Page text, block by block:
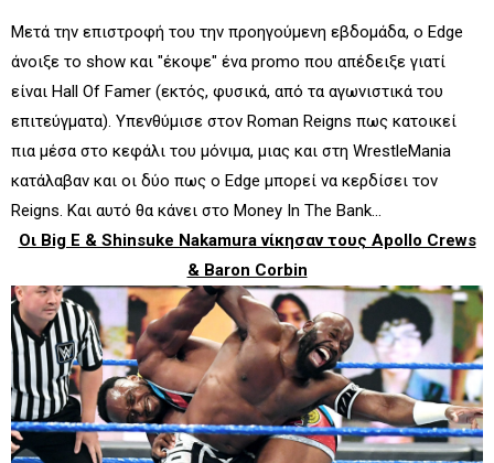
Μετά την επιστροφή του την προηγούμενη εβδομάδα, ο Edge
άνοιξε το show και "έκοψε" ένα promo που απέδειξε γιατί
είναι Hall Of Famer (εκτός, φυσικά, από τα αγωνιστικά του
επιτεύγματα). Υπενθύμισε στον Roman Reigns πως κατοικεί
πια μέσα στο κεφάλι του μόνιμα, μιας και στη WrestleMania
κατάλαβαν και οι δύο πως ο Edge μπορεί να κερδίσει τον
Reigns. Και αυτό θα κάνει στο Money In The Bank...
Οι Big E & Shinsuke Nakamura νίκησαν τους Apollo Crews
& Baron Corbin